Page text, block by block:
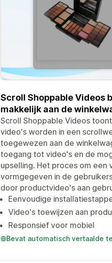
Scroll Shoppable Videos
makkelijk aan de
Scroll Shoppable Videos
video's worden in een
toegewezen aan de
toegang tot video's en de
upselling. Het proces om
vormgegeven in de
door productvideo's aan
Eenvoudige
Video's toewijzen aan
Responsief voor mobiel
Bevat automatisch vertaalde